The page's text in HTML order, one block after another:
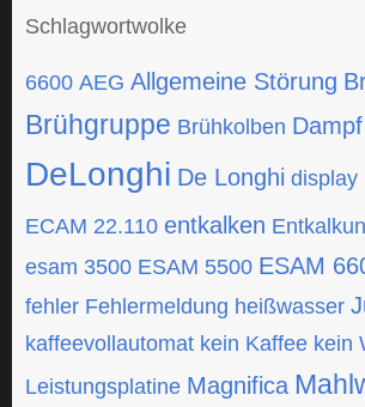
Schlagwortwolke
6600 AEG Allgemeine Störung
Brühgruppe Brühkolben Dampf
DeLonghi De Longhi display
ECAM 22.110 entkalken
esam 3500 ESAM 5500 ESAM
fehler Fehlermeldung heißwasser
kaffeevollautomat kein Kaffee kein
Leistungsplatine Magnifica